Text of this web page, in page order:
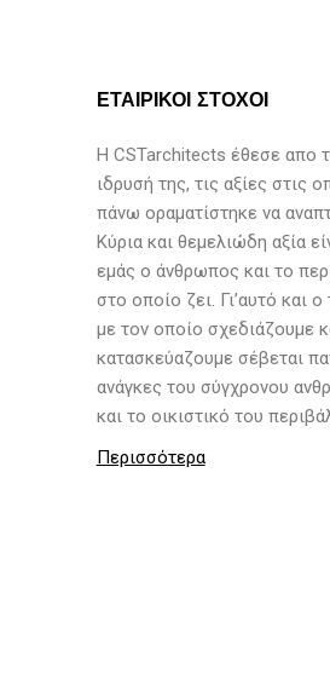
ΕΤΑΙΡΙΚΟΙ ΣΤΟΧΟΙ
H CSTarchitects έθεσε απο
ιδρυσή της, τις αξίες στις
πάνω οραματίστηκε να
Κύρια και θεμελιώδη αξία
εμάς ο άνθρωπος και το
στο οποίο ζει. Γι’αυτό και
με τον οποίο σχεδιάζουμε
κατασκεύαζουμε σέβεται
ανάγκες του σύγχρονου
και το οικιστικό του
Περισσότερα